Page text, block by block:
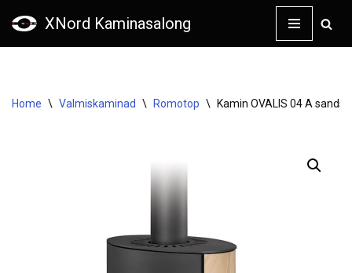
XNord Kaminasalong
Home \ Valmiskaminad \ Romotop \ Kamin OVALIS 04 A